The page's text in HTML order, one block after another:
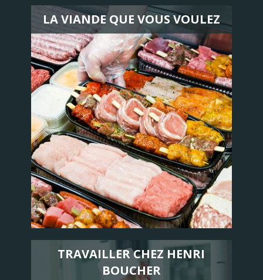
LA VIANDE QUE VOUS VOULEZ
TRAVAILLER CHEZ HENRI
BOUCHER